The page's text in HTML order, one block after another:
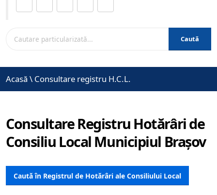
Caută
Acasă \ Consultare registru H.C.L.
Consultare Registru Hotărâri de
Consiliu Local Municipiul Brașov
Caută în Registrul de Hotărâri ale Consiliului Local